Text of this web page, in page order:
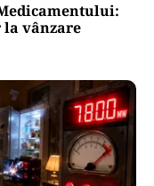
la vânzare